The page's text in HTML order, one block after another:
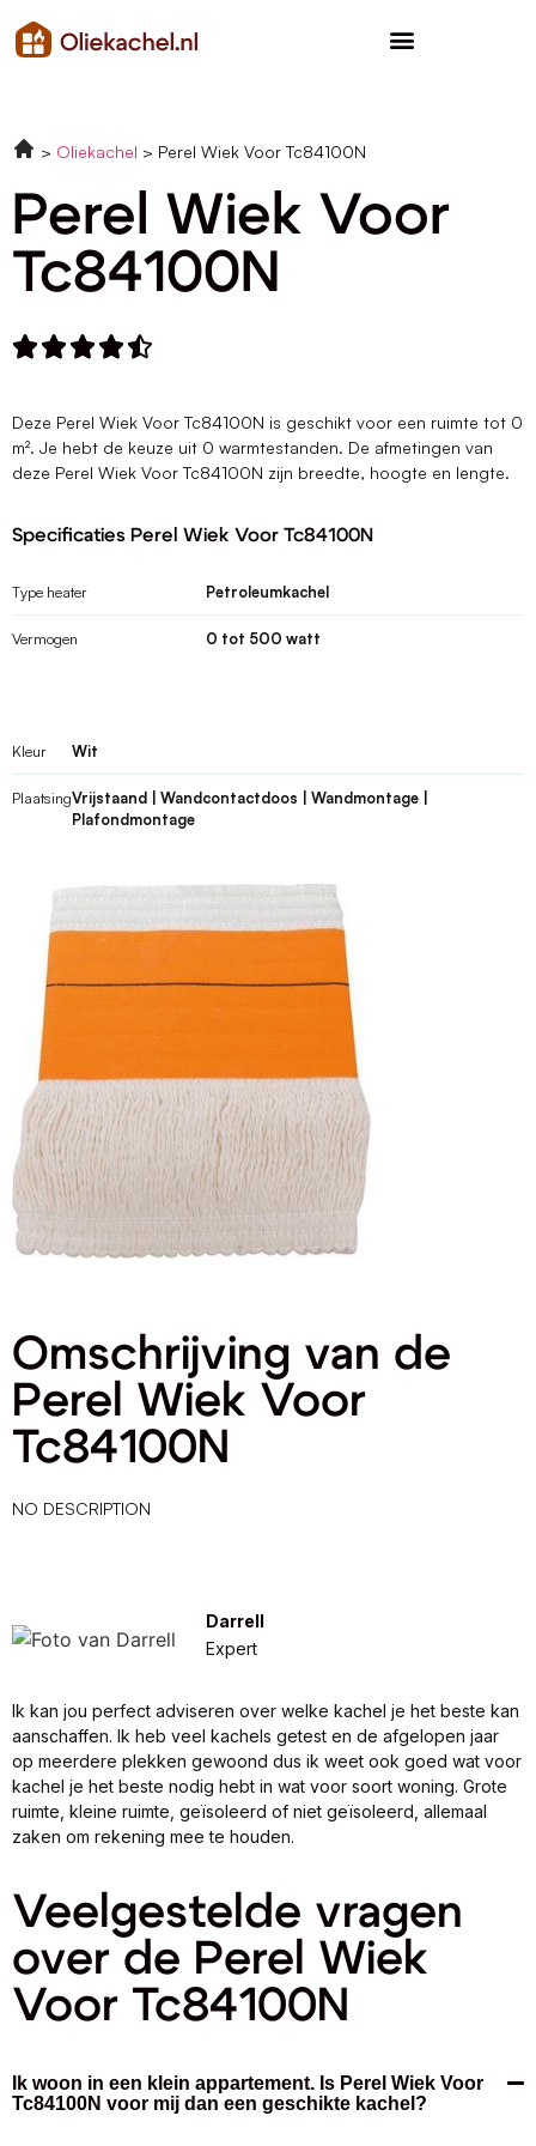
Oliekachel Perel Wiek Voor Tc84100N
Perel Wiek Voor
Tc84100N

Deze Perel Wiek Voor Tc84100N is geschikt voor een ruimte tot 0
m². Je hebt de keuze uit 0 warmtestanden. De afmetingen van
deze Perel Wiek Voor Tc84100N zijn breedte, hoogte en lengte.
Specificaties Perel Wiek Voor Tc84100N
Type heater Petroleumkachel
Vermogen 0 tot 500 watt
Kleur Wit
PlaatsingVrijstaand | Wandcontactdoos | Wandmontage |
Plafondmontage
Omschrijving van de
Perel Wiek Voor
Tc84100N
NO DESCRIPTION
Darrell
Expert
Ik kan jou perfect adviseren over welke kachel je het beste kan
aanschaffen. Ik heb veel kachels getest en de afgelopen jaar
op meerdere plekken gewoond dus ik weet ook goed wat voor
kachel je het beste nodig hebt in wat voor soort woning. Grote
ruimte, kleine ruimte, geïsoleerd of niet geïsoleerd, allemaal
zaken om rekening mee te houden.
Veelgestelde vragen
over de Perel Wiek
Voor Tc84100N
Ik woon in een klein appartement. Is Perel Wiek Voor
Tc84100N voor mij dan een geschikte kachel?